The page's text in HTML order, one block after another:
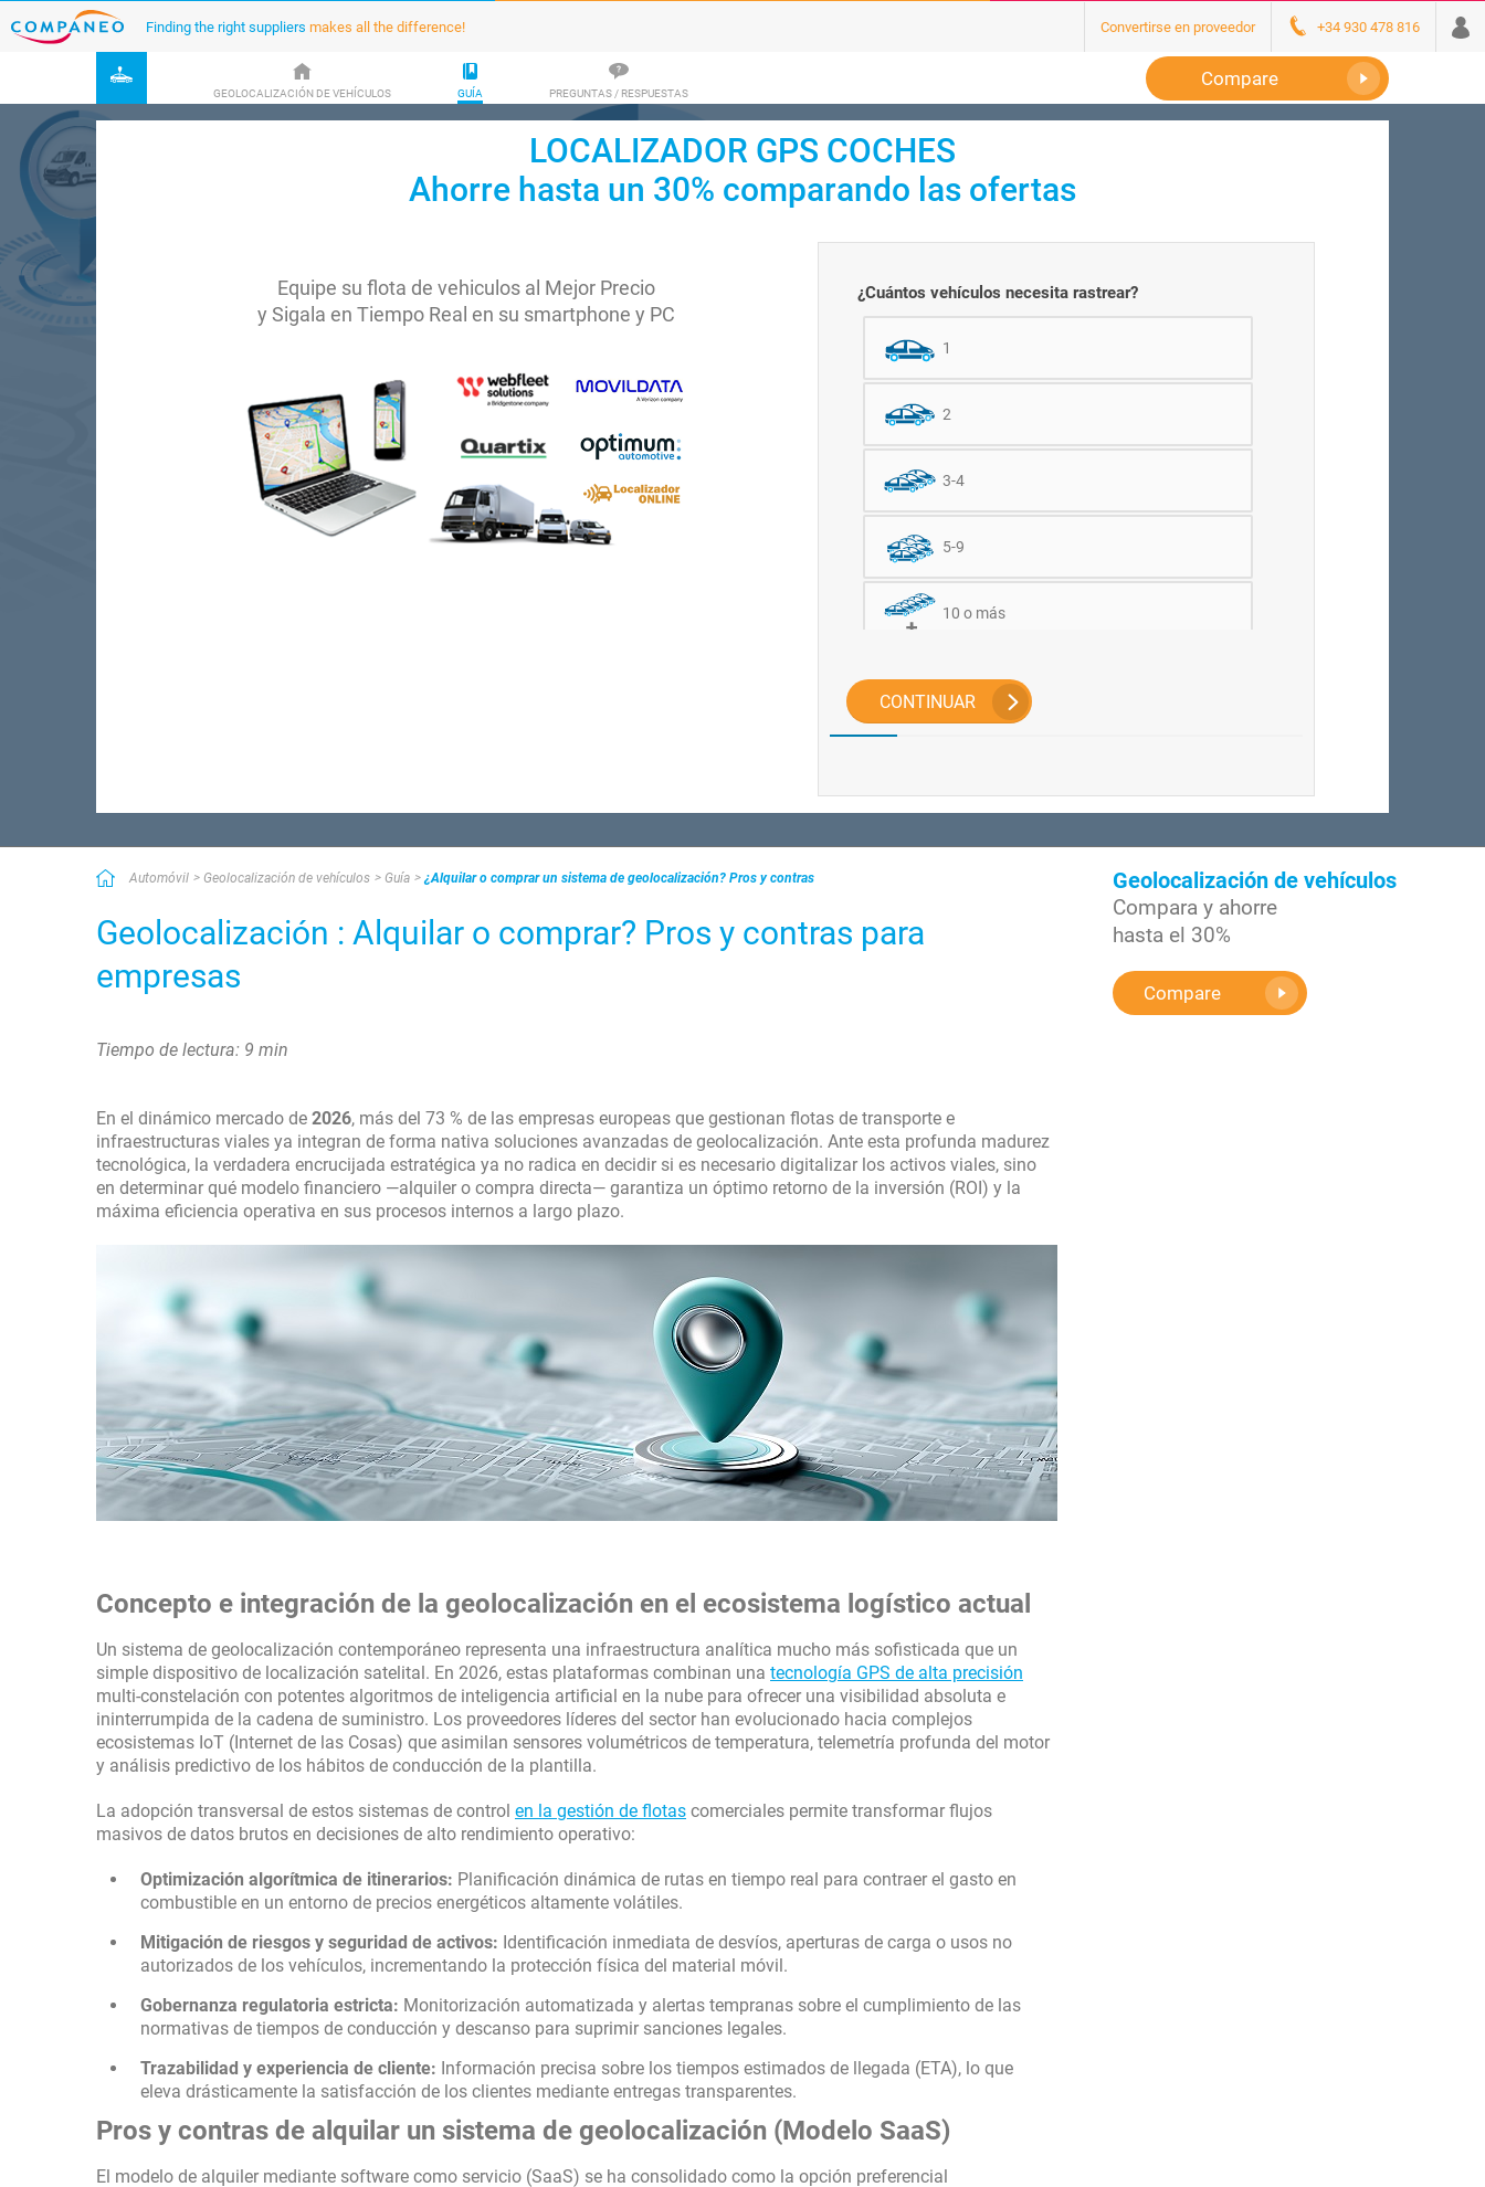
Finding the right suppliers makes all the difference! Convertirse en proveedor +34 930 478 816
GEOLOCALIZACIÓN DE VEHÍCULOS GUÍA PREGUNTAS / RESPUESTAS
Compare
LOCALIZADOR GPS COCHES
Ahorre hasta un 30% comparando las ofertas
Equipe su flota de vehiculos al Mejor Precio
y Sigala en Tiempo Real en su smartphone y PC
¿Cuántos vehículos necesita rastrear?
1
2
3-4
5-9
10 o más
CONTINUAR
Automóvil Geolocalización de vehículos Guía ¿Alquilar o comprar un sistema de geolocalización? Pros y contras
Geolocalización : Alquilar o comprar? Pros y contras para
empresas
Tiempo de lectura: 9 min
En el dinámico mercado de 2026, más del 73 % de las empresas europeas que gestionan flotas de transporte e
infraestructuras viales ya integran de forma nativa soluciones avanzadas de geolocalización. Ante esta profunda madurez
tecnológica, la verdadera encrucijada estratégica ya no radica en decidir si es necesario digitalizar los activos viales, sino
en determinar qué modelo financiero —alquiler o compra directa— garantiza un óptimo retorno de la inversión (ROI) y la
máxima eficiencia operativa en sus procesos internos a largo plazo.
Concepto e integración de la geolocalización en el ecosistema logístico actual
Un sistema de geolocalización contemporáneo representa una infraestructura analítica mucho más sofisticada que un
simple dispositivo de localización satelital. En 2026, estas plataformas combinan una tecnología GPS de alta precisión
multi-constelación con potentes algoritmos de inteligencia artificial en la nube para ofrecer una visibilidad absoluta e
ininterrumpida de la cadena de suministro. Los proveedores líderes del sector han evolucionado hacia complejos
ecosistemas IoT (Internet de las Cosas) que asimilan sensores volumétricos de temperatura, telemetría profunda del motor
y análisis predictivo de los hábitos de conducción de la plantilla.
La adopción transversal de estos sistemas de control en la gestión de flotas comerciales permite transformar flujos
masivos de datos brutos en decisiones de alto rendimiento operativo:
Optimización algorítmica de itinerarios: Planificación dinámica de rutas en tiempo real para contraer el gasto en
combustible en un entorno de precios energéticos altamente volátiles.
Mitigación de riesgos y seguridad de activos: Identificación inmediata de desvíos, aperturas de carga o usos no
autorizados de los vehículos, incrementando la protección física del material móvil.
Gobernanza regulatoria estricta: Monitorización automatizada y alertas tempranas sobre el cumplimiento de las
normativas de tiempos de conducción y descanso para suprimir sanciones legales.
Trazabilidad y experiencia de cliente: Información precisa sobre los tiempos estimados de llegada (ETA), lo que
eleva drásticamente la satisfacción de los clientes mediante entregas transparentes.
Pros y contras de alquilar un sistema de geolocalización (Modelo SaaS)
El modelo de alquiler mediante software como servicio (SaaS) se ha consolidado como la opción preferencial
Geolocalización de vehículos
Compara y ahorre
hasta el 30%
Compare